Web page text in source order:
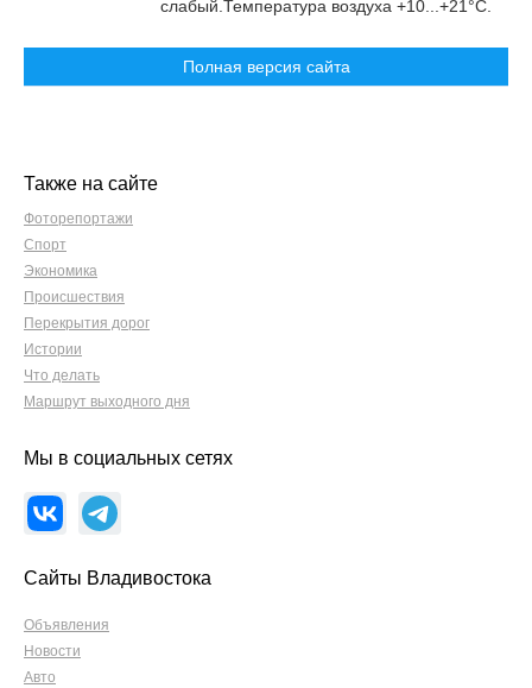
слабый.Температура воздуха +10...+21°C.
Полная версия сайта
Также на сайте
Фоторепортажи
Спорт
Экономика
Происшествия
Перекрытия дорог
Истории
Что делать
Маршрут выходного дня
Мы в социальных сетях
Сайты Владивостока
Объявления
Новости
Авто